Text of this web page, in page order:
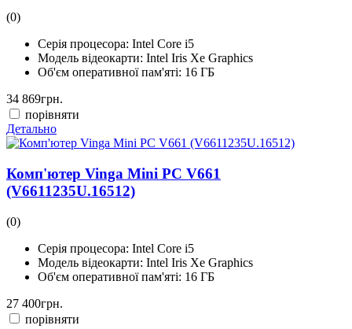
(0)
Серія процесора: Intel Core i5
Модель відеокарти: Intel Iris Xe Graphics
Об'єм оперативної пам'яті: 16 ГБ
34 869грн.
порівняти
Детально
Комп'ютер Vinga Mini PC V661
(V6611235U.16512)
(0)
Серія процесора: Intel Core i5
Модель відеокарти: Intel Iris Xe Graphics
Об'єм оперативної пам'яті: 16 ГБ
27 400грн.
порівняти